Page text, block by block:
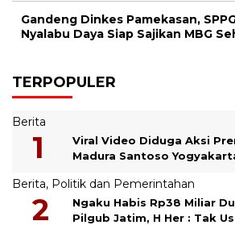
Gandeng Dinkes Pamekasan,
Nyalabu Daya Siap Sajikan MBG
TERPOPULER
Berita
Viral Video Diduga Aksi
Madura Santoso
Berita, Politik dan Pemerintahan
Ngaku Habis Rp38 Miliar
Pilgub Jatim, H Her : Tak